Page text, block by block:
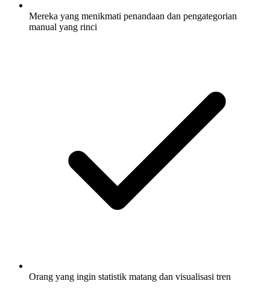
Mereka yang menikmati penandaan dan pengategorian
manual yang rinci
Orang yang ingin statistik matang dan visualisasi tren